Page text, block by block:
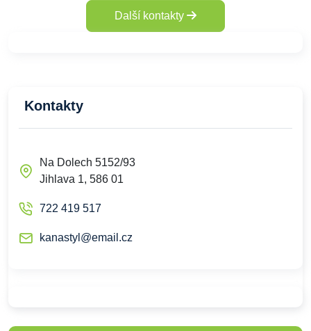
Další kontakty
Kontakty
Na Dolech 5152/93
Jihlava 1, 586 01
722 419 517
kanastyl@email.cz